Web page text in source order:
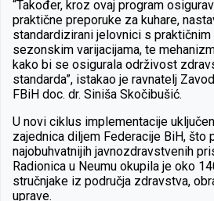
“Također, kroz ovaj program
praktične preporuke za kuhare,
standardizirani jelovnici s
sezonskim varijacijama, te
kako bi se osigurala održivost
standarda”, istakao je ravnatelj
FBiH doc. dr. Siniša Skočibušić.
U novi ciklus implementacije
zajednica diljem Federacije BiH, što
najobuhvatnijih javnozdravstvenih
Radionica u Neumu okupila je oko
stručnjake iz područja zdravstva,
uprave.